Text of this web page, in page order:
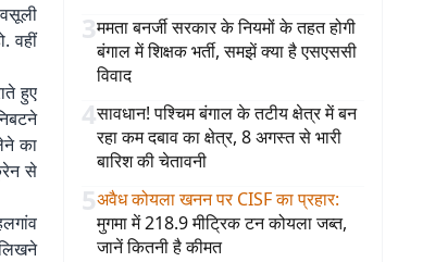
वहीं
हुए
का
से
3ममता बनर्जी सरकार के नियमों के तहत होगी
बंगाल में शिक्षक भर्ती, समझें क्या है एसएससी
विवाद
4सावधान! पश्चिम बंगाल के तटीय क्षेत्र में बन
रहा कम दबाव का क्षेत्र, 8 अगस्त से भारी
बारिश की चेतावनी
5अवैध कोयला खनन पर CISF का प्रहार:
मुगमा में 218.9 मीट्रिक टन कोयला जब्त,
जानें कितनी है कीमत